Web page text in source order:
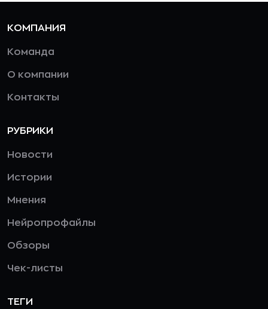
КОМПАНИЯ
Команда
О компании
Контакты
РУБРИКИ
Новости
Истории
Мнения
Нейропрофайлы
Обзоры
Чек-листы
ТЕГИ